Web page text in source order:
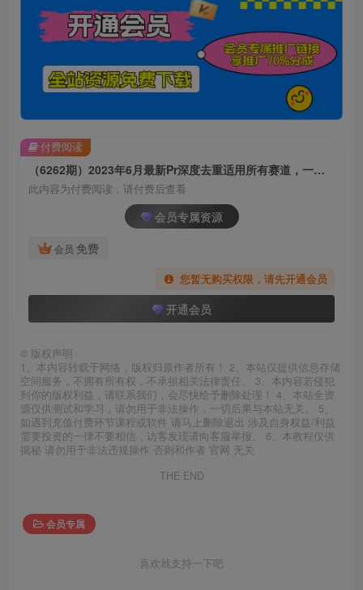
（6262期）2023年6月最新Pr深度去重适用所有赛道，一套适合所有赛道的Pr去重方法
此内容为付费阅读，请付费后查看
会员专属资源
会员 免费
您暂无购买权限，请先开通会员
开通会员
付费阅读
© 版权声明
1、本内容转载于网络，版权归原作者所有！ 2、本站仅提供信息存储
空间服务，不拥有所有权，不承担相关法律责任。 3、本内容若侵犯
到你的版权利益，请联系我们，会尽快给予删除处理！ 4、本站全资
源仅供测试和学习，请勿用于非法操作，一切后果与本站无关。 5、
如遇到充值付费环节课程或软件 请马上删除退出 涉及自身权益/利益
需要投资的一律不要相信，访客发现请向客服举报。 6、本教程仅供
揭秘 请勿用于非法违规操作 否则和作者 官网 无关
THE END
会员专属
喜欢就支持一下吧